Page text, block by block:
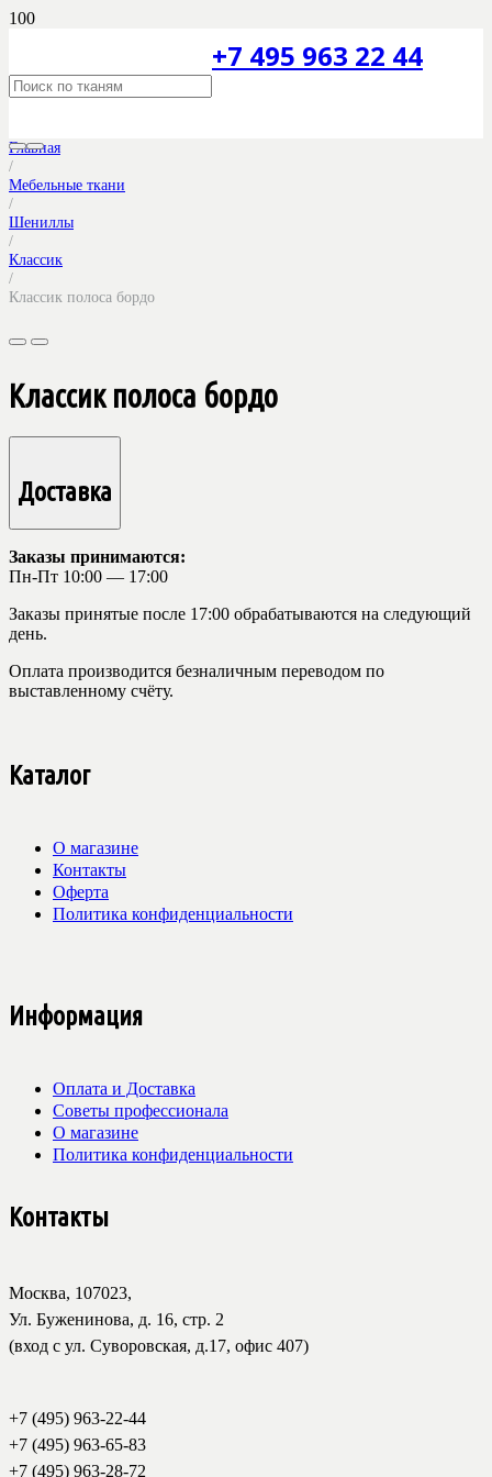
+7 495 963 22 44
Главная
/
Мебельные ткани
/
Шениллы
/
Классик
/
Классик полоса бордо
Классик полоса бордо
Доставка
Заказы принимаются:
Пн-Пт 10:00 — 17:00
Заказы принятые после 17:00 обрабатываются на следующий
день.
Оплата производится безналичным переводом по
выставленному счёту.
Каталог
О магазине
Контакты
Оферта
Политика конфиденциальности
Информация
Оплата и Доставка
Советы профессионала
О магазине
Политика конфиденциальности
Контакты
Москва, 107023,
Ул. Буженинова, д. 16, стр. 2
(вход с ул. Суворовская, д.17, офис 407)
+7 (495) 963-22-44
+7 (495) 963-65-83
+7 (495) 963-28-72